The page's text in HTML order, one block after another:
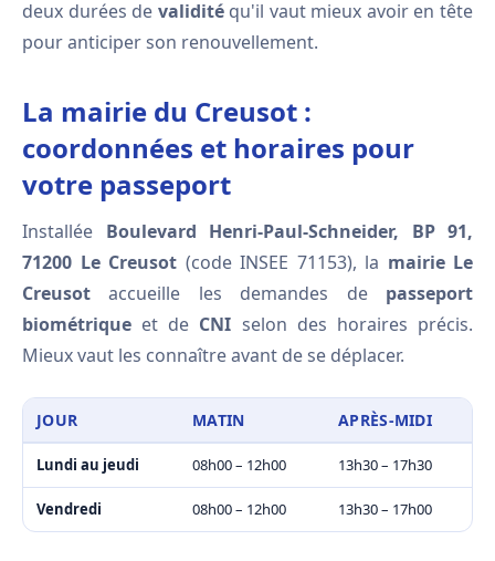
deux durées de validitéqu'il vaut mieux avoir en tête
pour anticiper son renouvellement.
La mairie du Creusot :
coordonnées et horaires pour
votre passeport
Installée Boulevard Henri-Paul-Schneider, BP 91,
71200 Le Creusot (code INSEE 71153), la mairie Le
Creusot accueille les demandes de passeport
biométrique et de CNI selon des horaires précis.
Mieux vaut les connaître avant de se déplacer.
JOUR MATIN APRÈS-MIDI
Lundi au jeudi 08h00 – 12h00 13h30 – 17h30
Vendredi 08h00 – 12h00 13h30 – 17h00